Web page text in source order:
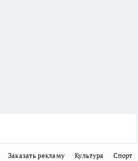
Заказать рекламу Культура Спорт